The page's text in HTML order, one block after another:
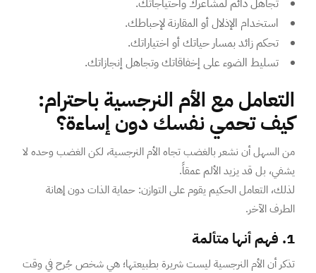
تجاهل دائم لمشاعرك واحتياجاتك.
استخدام الإذلال أو المقارنة لإحباطك.
تحكم زائد بمسار حياتك أو اختياراتك.
تسليط الضوء على إخفاقاتك وتجاهل إنجازاتك.
التعامل مع الأم النرجسية باحترام:
كيف تحمي نفسك دون إساءة؟
من السهل أن نشعر بالغضب تجاه الأم النرجسية، لكن الغضب وحده لا
يشفي، بل قد يزيد الألم عمقاً.
لذلك، التعامل الحكيم يقوم على التوازن: حماية الذات دون إهانة
الطرف الآخر.
1. فهم أنها متألمة
تذكر أن الأم النرجسية ليست شريرة بطبيعتها؛ هي شخص جُرح في وقت